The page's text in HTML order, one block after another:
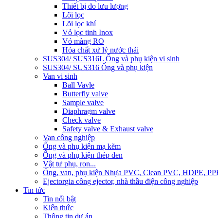
Thiết bị đo lưu lượng
Lõi lọc
Lõi lọc khí
Vỏ lọc tinh Inox
Vỏ màng RO
Hóa chất xử lý nước thải
SUS304/ SUS316L Ống và phụ kiện vi sinh
SUS304/ SUS316 Ống và phụ kiện
Van vi sinh
Ball Vavle
Butterfly valve
Sample valve
Diaphragm valve
Check valve
Safety valve & Exhaust valve
Van công nghiệp
Ống và phụ kiện mạ kẽm
Ống và phụ kiện thép đen
Vật tư phụ, ron...
Ống, van, phụ kiện Nhựa PVC, Clean PVC, HDPE,
Ejectorgia công ejector, nhà thầu điện công nghiệp
Tin tức
Tin nổi bật
Kiến thức
Thông tin dự án